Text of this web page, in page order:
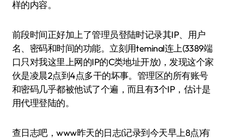
样的内容。
前段时间正好加上了管理员登陆时记录其IP、用户
名、密码和时间的功能。立刻用teminal连上(3389端
口只对我这里上网的IP的C类地址开放)，发现这个家
伙是凌晨2点到4点多干的坏事。管理区的所有账号
和密码几乎都被他试了个遍，而且有3个IP，估计是
用代理登陆的。
查日志吧，www昨天的日志(记录到今天早上8点)有